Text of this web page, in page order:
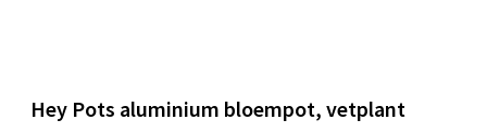
Hey Pots aluminium bloempot, vetplant